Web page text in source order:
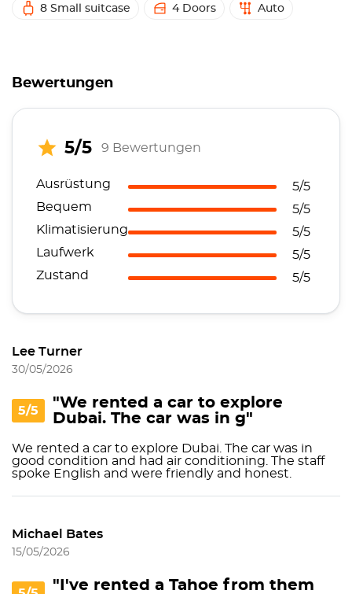
8 Small suitcase 4 Doors Auto
Bewertungen
5/5 9 Bewertungen
Ausrüstung
5/5
Bequem
5/5
Klimatisierung
5/5
Laufwerk
5/5
Zustand
5/5
Lee Turner
30/05/2026
5/5
"We rented a car to explore
Dubai. The car was in g"
We rented a car to explore Dubai. The car was in
good condition and had air conditioning. The staff
spoke English and were friendly and honest.
Michael Bates
15/05/2026
"I've rented a Tahoe from them